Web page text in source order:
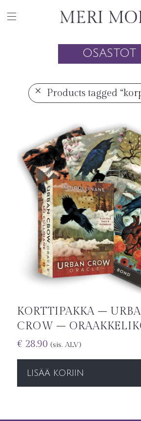
OSASTOT
Products tagged
KORTTIPAKKA –
CROW –
€ 28.90 (sis. ALV)
LISÄÄ KORIIN